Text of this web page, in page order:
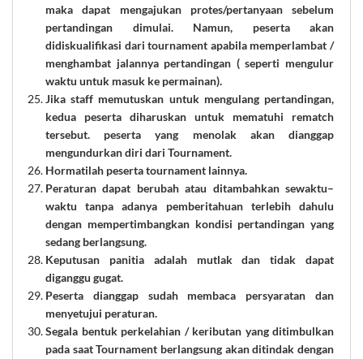
maka dapat mengajukan protes/pertanyaan sebelum
pertandingan dimulai. Namun, peserta akan
didiskualifikasi dari tournament apabila memperlambat /
menghambat jalannya pertandingan ( seperti mengulur
waktu untuk masuk ke permainan).
Jika staff memutuskan untuk mengulang pertandingan,
kedua peserta diharuskan untuk mematuhi rematch
tersebut. pesertayang menolak akan dianggap
mengundurkan diri dari Tournament.
Hormatilah peserta tournament lainnya.
Peraturan dapat berubah atau ditambahkan sewaktu–
waktu tanpa adanya pemberitahuan terlebih dahulu
dengan mempertimbangkan kondisi pertandingan yang
sedang berlangsung.
Keputusan panitia adalah mutlak dan tidak dapat
diganggu gugat.
Peserta dianggap sudah membaca persyaratan dan
menyetujui peraturan.
Segala bentuk perkelahian / keributan yang ditimbulkan
pada saat Tournament berlangsung akan ditindak dengan